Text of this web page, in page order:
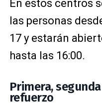
En estos centros
las personas
17 y estarán
hasta las 16:00.
Primera,
refuerzo